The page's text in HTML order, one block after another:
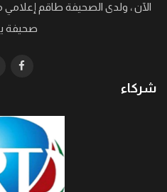
الآن ، ولدى الصحيفة طاقم
صحيفة
شركاء